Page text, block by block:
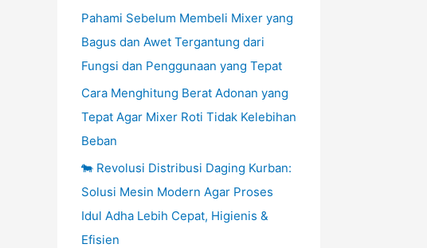
Pahami Sebelum Membeli Mixer yang
Bagus dan Awet Tergantung dari
Fungsi dan Penggunaan yang Tepat
Cara Menghitung Berat Adonan yang
Tepat Agar Mixer Roti Tidak Kelebihan
Beban
🐄 Revolusi Distribusi Daging Kurban:
Solusi Mesin Modern Agar Proses
Idul Adha Lebih Cepat, Higienis &
Efisien